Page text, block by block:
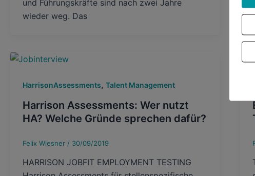
und Führungskräfte sind nach zwei Jahre
wieder weg. Das
HarrisonAssessments, Talent Management
Harrison Assessments: Wer nutzt
HA? Welche Gründe sprechen dafür?
Felix Wiesner / 30/09/2019
HARRISON JOBFIT EMPLOYMENT TESTING